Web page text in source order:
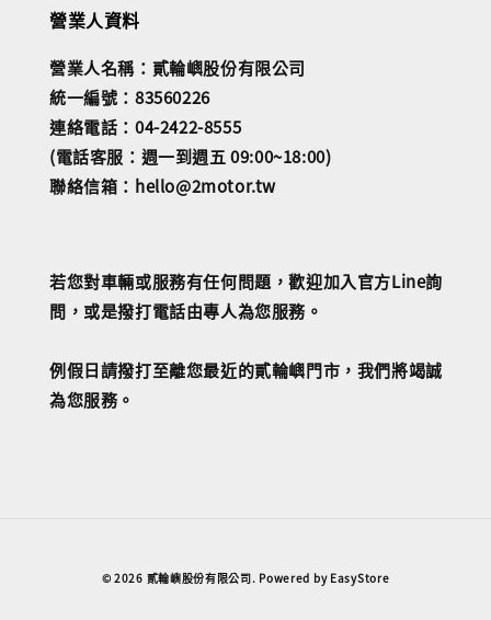
營業人資料
營業人名稱：貳輪嶼股份有限公司
統一編號：83560226
連絡電話：04-2422-8555
(電話客服：週一到週五 09:00~18:00)
聯絡信箱：hello@2motor.tw
若您對車輛或服務有任何問題，歡迎加入官方Line詢
問，或是撥打電話由專人為您服務。
例假日請撥打至離您最近的貳輪嶼門市，我們將竭誠
為您服務。
© 2026 貳輪嶼股份有限公司. Powered by EasyStore